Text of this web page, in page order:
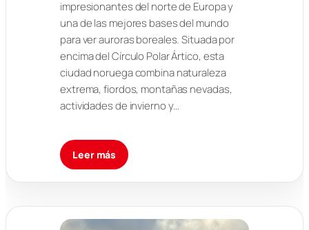
impresionantes del norte de Europa y
una de las mejores bases del mundo
para ver auroras boreales. Situada por
encima del Círculo Polar Ártico, esta
ciudad noruega combina naturaleza
extrema, fiordos, montañas nevadas,
actividades de invierno y…
Leer más